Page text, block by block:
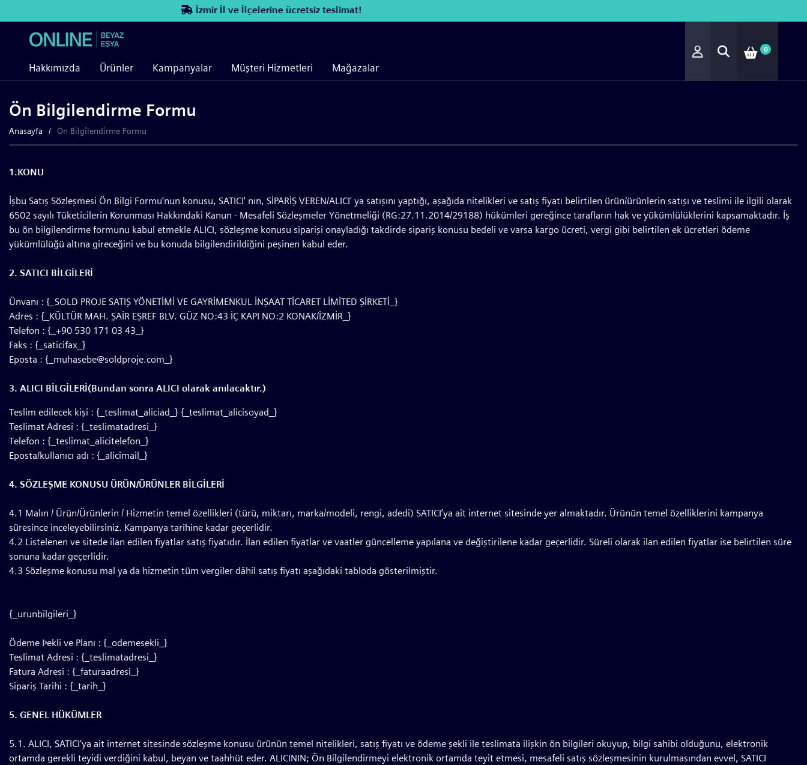
İzmir İl ve İlçelerine ücretsiz teslimat!
Hakkımızda Ürünler Kampanyalar Müşteri Hizmetleri Mağazalar
0
Ön Bilgilendirme Formu
Anasayfa Ön Bilgilendirme Formu
1.KONU
İşbu Satış Sözleşmesi Ön Bilgi Formu’nun konusu, SATICI' nın, SİPARİŞ VEREN/ALICI' ya satışını yaptığı, aşağıda nitelikleri ve satış fiyatı belirtilen ürün/ürünlerin satışı ve teslimi ile ilgili olarak
6502 sayılı Tüketicilerin Korunması Hakkındaki Kanun - Mesafeli Sözleşmeler Yönetmeliği (RG:27.11.2014/29188) hükümleri gereğince tarafların hak ve yükümlülüklerini kapsamaktadır. İş
bu ön bilgilendirme formunu kabul etmekle ALICI, sözleşme konusu siparişi onayladığı takdirde sipariş konusu bedeli ve varsa kargo ücreti, vergi gibi belirtilen ek ücretleri ödeme
yükümlülüğü altına gireceğini ve bu konuda bilgilendirildiğini peşinen kabul eder.
2. SATICI BİLGİLERİ
Ünvanı : {_SOLD PROJE SATIŞ YÖNETİMİ VE GAYRİMENKUL İNŞAAT TİCARET LİMİTED ŞİRKETİ_}
Adres : {_KÜLTÜR MAH. ŞAİR EŞREF BLV. GÜZ NO:43 İÇ KAPI NO:2 KONAK/İZMİR_}
Telefon : {_+90 530 171 03 43_}
Faks : {_saticifax_}
Eposta : { _muhasebe@soldproje.com _}
3. ALICI BİLGİLERİ(Bundan sonra ALICI olarak anılacaktır.)
Teslim edilecek kişi : {_teslimat_aliciad_} {_teslimat_alicisoyad_}
Teslimat Adresi : {_teslimatadresi_}
Telefon : {_teslimat_alicitelefon_}
Eposta/kullanıcı adı : {_alicimail_}
4. SÖZLEŞME KONUSU ÜRÜN/ÜRÜNLER BİLGİLERİ
4.1 Malın / Ürün/Ürünlerin / Hizmetin temel özellikleri (türü, miktarı, marka/modeli, rengi, adedi) SATICI’ya ait internet sitesinde yer almaktadır. Ürünün temel özelliklerini kampanya
süresince inceleyebilirsiniz. Kampanya tarihine kadar geçerlidir.
4.2 Listelenen ve sitede ilan edilen fiyatlar satış fiyatıdır. İlan edilen fiyatlar ve vaatler güncelleme yapılana ve değiştirilene kadar geçerlidir. Süreli olarak ilan edilen fiyatlar ise belirtilen süre
sonuna kadar geçerlidir.
4.3 Sözleşme konusu mal ya da hizmetin tüm vergiler dâhil satış fiyatı aşağıdaki tabloda gösterilmiştir.
{_urunbilgileri_}
Ödeme Þekli ve Planı : {_odemesekli_}
Teslimat Adresi : {_teslimatadresi_}
Fatura Adresi : {_faturaadresi_}
Sipariş Tarihi : {_tarih_}
5. GENEL HÜKÜMLER
5.1. ALICI, SATICI’ya ait internet sitesinde sözleşme konusu ürünün temel nitelikleri, satış fiyatı ve ödeme şekli ile teslimata ilişkin ön bilgileri okuyup, bilgi sahibi olduğunu, elektronik
ortamda gerekli teyidi verdiğini kabul, beyan ve taahhüt eder. ALICININ; Ön Bilgilendirmeyi elektronik ortamda teyit etmesi, mesafeli satış sözleşmesinin kurulmasından evvel, SATICI